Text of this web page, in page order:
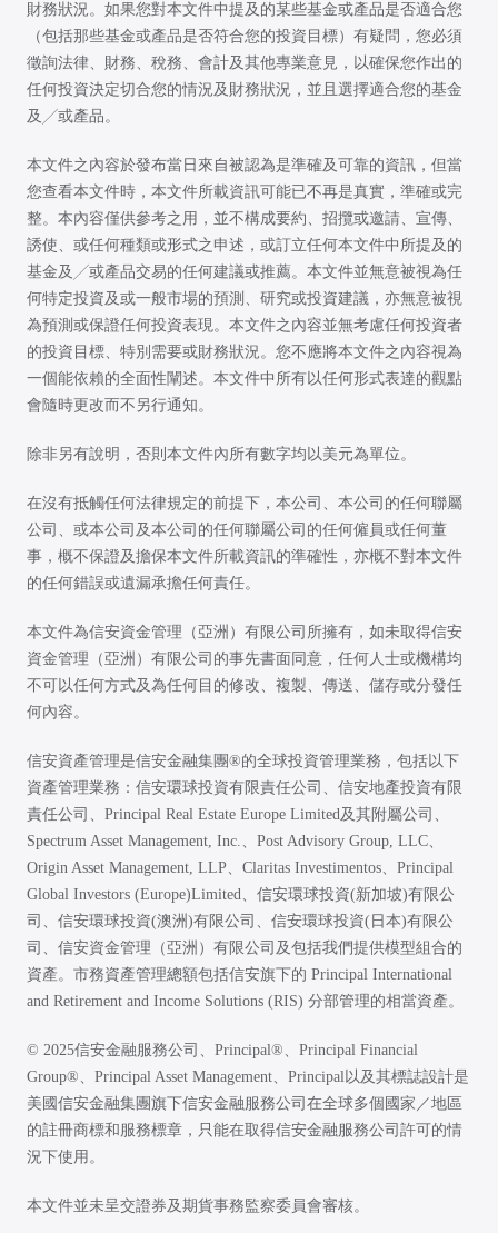
財務狀況。如果您對本文件中提及的某些基金或產品是否適合您
（包括那些基金或產品是否符合您的投資目標）有疑問，您必須
徵詢法律、財務、稅務、會計及其他專業意見，以確保您作出的
任何投資決定切合您的情況及財務狀況，並且選擇適合您的基金
及╱或產品。
本文件之內容於發布當日來自被認為是準確及可靠的資訊，但當
您查看本文件時，本文件所載資訊可能已不再是真實，準確或完
整。本內容僅供參考之用，並不構成要約、招攬或邀請、宣傳、
誘使、或任何種類或形式之申述，或訂立任何本文件中所提及的
基金及╱或產品交易的任何建議或推薦。本文件並無意被視為任
何特定投資及或一般市場的預測、研究或投資建議，亦無意被視
為預測或保證任何投資表現。本文件之內容並無考慮任何投資者
的投資目標、特別需要或財務狀況。您不應將本文件之內容視為
一個能依賴的全面性闡述。本文件中所有以任何形式表達的觀點
會隨時更改而不另行通知。
除非另有說明，否則本文件內所有數字均以美元為單位。
在沒有抵觸任何法律規定的前提下，本公司、本公司的任何聯屬
公司、或本公司及本公司的任何聯屬公司的任何僱員或任何董
事，概不保證及擔保本文件所載資訊的準確性，亦概不對本文件
的任何錯誤或遺漏承擔任何責任。
本文件為信安資金管理（亞洲）有限公司所擁有，如未取得信安
資金管理（亞洲）有限公司的事先書面同意，任何人士或機構均
不可以任何方式及為任何目的修改、複製、傳送、儲存或分發任
何內容。
信安資產管理是信安金融集團®的全球投資管理業務，包括以下
資產管理業務：信安環球投資有限責任公司、信安地產投資有限
責任公司、Principal Real Estate Europe Limited及其附屬公司、
Spectrum Asset Management, Inc.、Post Advisory Group, LLC、
Origin Asset Management, LLP、Claritas Investimentos、Principal
Global Investors (Europe)Limited、信安環球投資(新加坡)有限公
司、信安環球投資(澳洲)有限公司、信安環球投資(日本)有限公
司、信安資金管理（亞洲）有限公司及包括我們提供模型組合的
資產。市務資產管理總額包括信安旗下的 Principal International
and Retirement and Income Solutions (RIS) 分部管理的相當資產。
© 2025信安金融服務公司、Principal®、Principal Financial
Group®、Principal Asset Management、Principal以及其標誌設計是
美國信安金融集團旗下信安金融服務公司在全球多個國家／地區
的註冊商標和服務標章，只能在取得信安金融服務公司許可的情
況下使用。
本文件並未呈交證券及期貨事務監察委員會審核。